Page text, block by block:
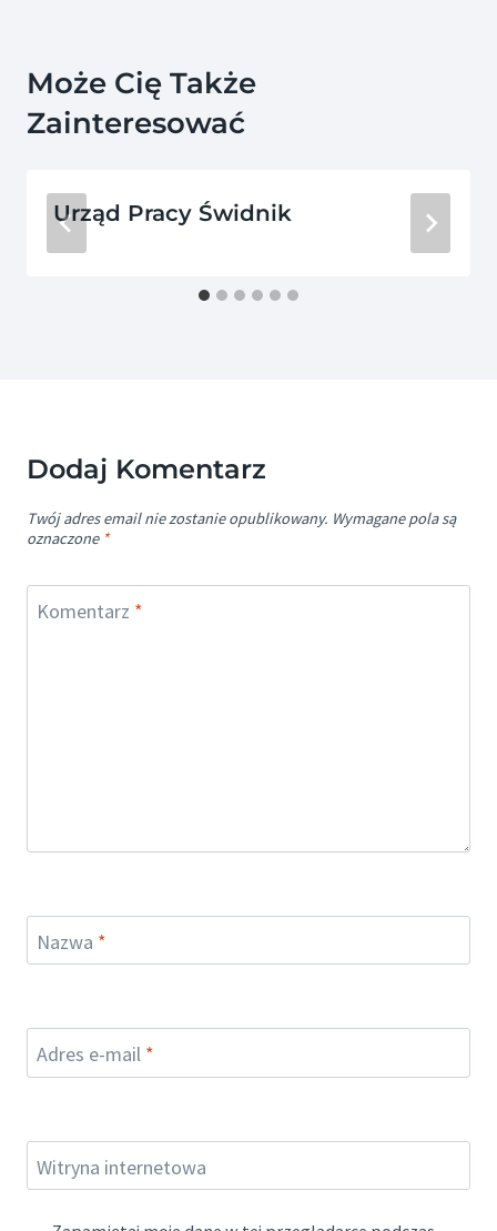
Może Cię Także
Zainteresować
Urząd Pracy Świdnik
Dodaj Komentarz
Twój adres email nie zostanie opublikowany. Wymagane pola są
oznaczone *
Komentarz *
Nazwa *
Adres e-mail *
Witryna internetowa